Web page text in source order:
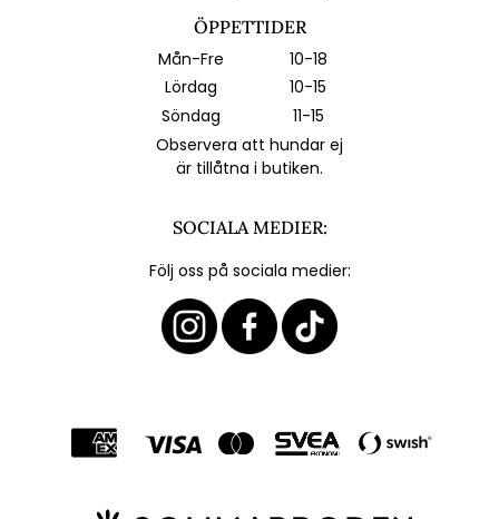
ÖPPETTIDER
Mån-Fre
10-18
Lördag
10-15
Söndag
11-15
Observera att hundar ej
är tillåtna i butiken.
SOCIALA MEDIER:
Följ oss på sociala medier: